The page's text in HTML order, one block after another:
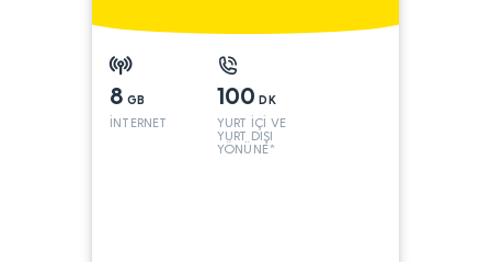
8 GB
İNTERNET
100 DK
YURT İÇİ VE
YURT DIŞI
YÖNÜNE*